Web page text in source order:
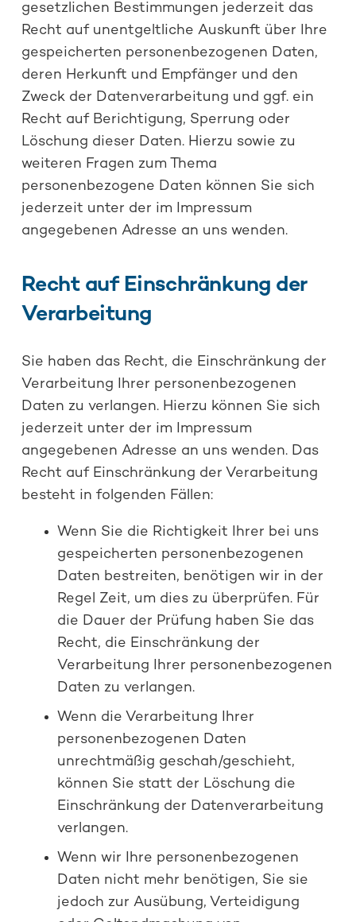
gesetzlichen Bestimmungen jederzeit das
Recht auf unentgeltliche Auskunft über Ihre
gespeicherten personenbezogenen Daten,
deren Herkunft und Empfänger und den
Zweck der Datenverarbeitung und ggf. ein
Recht auf Berichtigung, Sperrung oder
Löschung dieser Daten. Hierzu sowie zu
weiteren Fragen zum Thema
personenbezogene Daten können Sie sich
jederzeit unter der im Impressum
angegebenen Adresse an uns wenden.
Recht auf Einschränkung der
Verarbeitung
Sie haben das Recht, die Einschränkung der
Verarbeitung Ihrer personenbezogenen
Daten zu verlangen. Hierzu können Sie sich
jederzeit unter der im Impressum
angegebenen Adresse an uns wenden. Das
Recht auf Einschränkung der Verarbeitung
besteht in folgenden Fällen:
Wenn Sie die Richtigkeit Ihrer bei uns
gespeicherten personenbezogenen
Daten bestreiten, benötigen wir in der
Regel Zeit, um dies zu überprüfen. Für
die Dauer der Prüfung haben Sie das
Recht, die Einschränkung der
Verarbeitung Ihrer personenbezogenen
Daten zu verlangen.
Wenn die Verarbeitung Ihrer
personenbezogenen Daten
unrechtmäßig geschah/geschieht,
können Sie statt der Löschung die
Einschränkung der Datenverarbeitung
verlangen.
Wenn wir Ihre personenbezogenen
Daten nicht mehr benötigen, Sie sie
jedoch zur Ausübung, Verteidigung